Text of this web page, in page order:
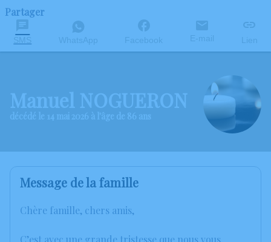
Partager
SMS WhatsApp Facebook E-mail Lien
Manuel NOGUERON
décédé le 14 mai 2026 à l'âge de 86 ans
Message de la famille
Chère famille, chers amis,
C’est avec une grande tristesse que nous vous